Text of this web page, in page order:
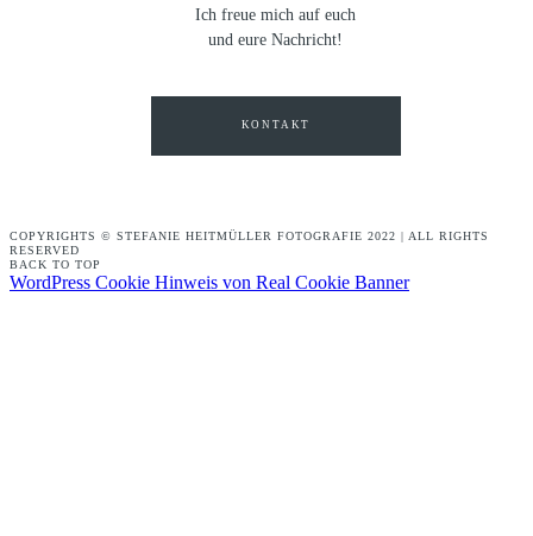
Ich freue mich auf euch
und eure Nachricht!
KONTAKT
COPYRIGHTS © STEFANIE HEITMÜLLER FOTOGRAFIE 2022 | ALL RIGHTS
RESERVED
BACK TO TOP
WordPress Cookie Hinweis von Real Cookie Banner